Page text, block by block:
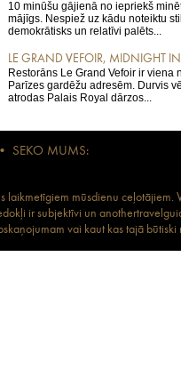
10 minūšu gājienā no iepriekš
mājīgs. Nespiež uz kādu noteiktu
demokrātisks un relatīvi palēts...
LE GRAND VEFOIR, MIDNIGHT IN
Restorāns Le Grand Vefoir ir viena
Parīzes gardēžu adresēm. Durvis
atrodas Palais Royal dārzos...
SEKO MUMS:
laikmetīgiem mūsdienu
ir subjektīvi un
vai kaut kas tajā